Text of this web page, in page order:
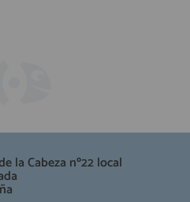
la Cabeza nº22 local